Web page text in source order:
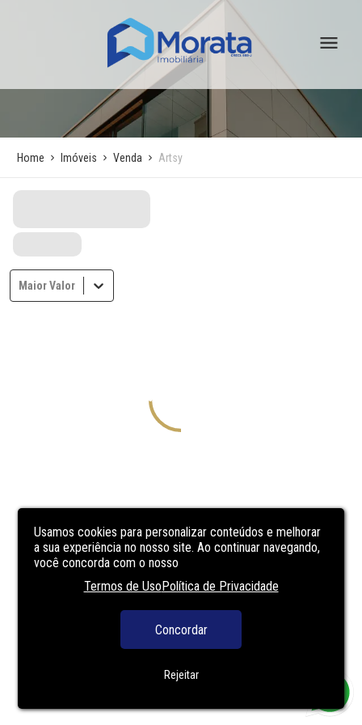
Usamos cookies para personalizar conteúdos e melhorar
a sua experiência no nosso site. Ao continuar navegando,
você concorda com o nosso
Termos de UsoPolítica de Privacidade
Concordar
Rejeitar
Home Imóveis Venda Artsy
Maior Valor